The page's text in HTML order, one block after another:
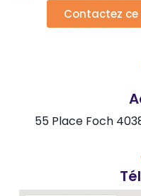
Contactez
55 Place Foch